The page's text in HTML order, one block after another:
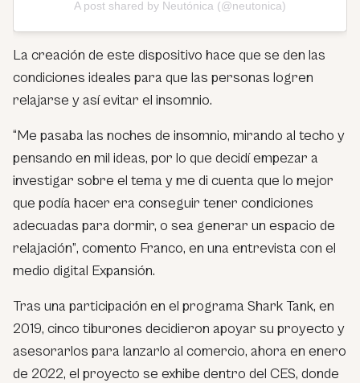
A post shared by Neutónica (@neutonica)
La creación de este dispositivo hace que se den las
condiciones ideales para que las personas logren
relajarse y así evitar el insomnio.
“Me pasaba las noches de insomnio, mirando al techo y
pensando en mil ideas, por lo que decidí empezar a
investigar sobre el tema y me di cuenta que lo mejor
que podía hacer era conseguir tener condiciones
adecuadas para dormir, o sea generar un espacio de
relajación”, comento Franco, en una entrevista con el
medio digital Expansión.
Tras una participación en el programa Shark Tank, en
2019, cinco tiburones decidieron apoyar su proyecto y
asesorarlos para lanzarlo al comercio, ahora en enero
de 2022, el proyecto se exhibe dentro del CES, donde